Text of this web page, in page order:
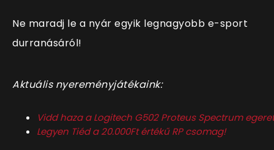
Ne maradj le a nyár egyik legnagyobb e-sport
durranásáról!
Aktuális nyereményjátékaink:
Vidd haza a Logitech G502 Proteus Spectrum
Legyen Tiéd a 20.000Ft értékű RP csomag!